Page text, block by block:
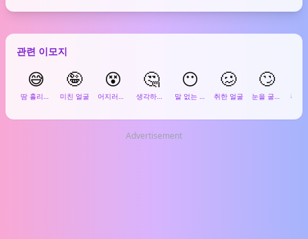
관련 이모지
😅
땀 흘리며 웃는 얼굴
🤪
미친 얼굴
😵
어지러운 얼굴
🤔
생각하는 얼굴
😶
말 없는 얼굴
🥴
취한 얼굴
🙄
눈을 굴리는 얼굴
Advertisement